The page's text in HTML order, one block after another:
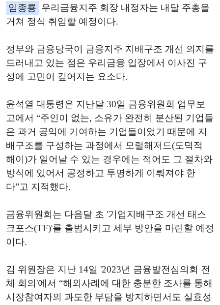
임종룡 우리금융지주 회장 내정자는 내달 주총을
거쳐 정식 취임할 예정이다.
정부와 금융당국이 금융지주 지배구조 개선 의지를
드러내고 있는 점은 우리금융 입장에서 이사진 구
성에 고민이 깊어지는 요소다.
윤석열 대통령은 지난달 30일 금융위원회 업무보
고에서 “주인이 없는, 소유가 완전히 분산된 기업들
은 과거 공익에 기여하는 기업들이었기 때문에 지
배구조를 구성하는 과정에서 모럴해저드(도덕적
해이)가 일어날 수 있는 경우에는 적어도 그 절차와
방식에 있어서 공정하고 투명하게 이뤄져야 한
다”고 지적했다.
금융위원회는 다음달 초 '기업지배구조 개선 태스
크포스(TF)'를 출범시키고 세부 방안을 마련할 예정
이다.
김 위원장은 지난 14일 '2023년 금융발전심의회 전
체 회의'에서 “해외사례에 대한 충분한 조사를 통해
시장참여자의 과도한 부담을 방지하면서도 실효성